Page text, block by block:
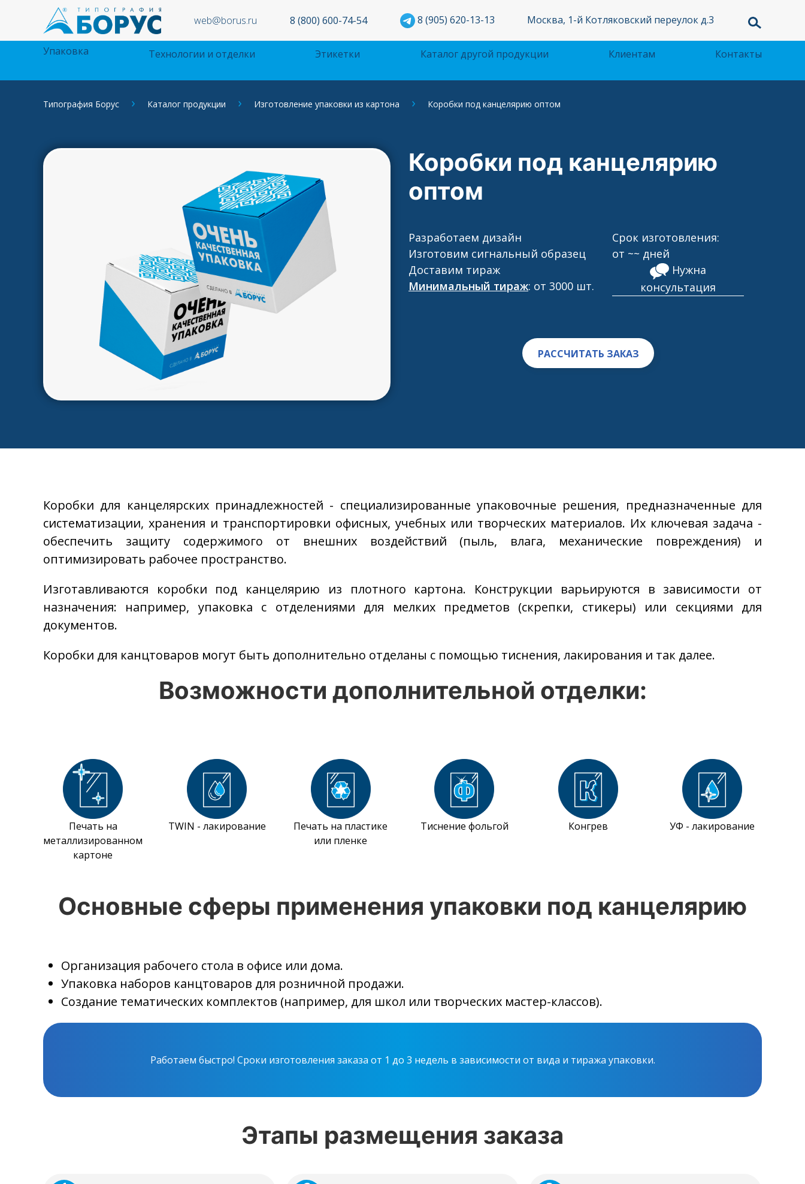
web@borus.ru 8 (800) 600-74-54 8 (905) 620-13-13 Москва, 1-й Котляковский переулок д.3
Упаковка Технологии и отделки Этикетки Каталог другой продукции Клиентам Контакты
Типография Борус Каталог продукции Изготовление упаковки из картона Коробки под канцелярию оптом
Коробки под канцелярию
оптом
Разработаем дизайн
Изготовим сигнальный образец
Доставим тираж
Минимальный тираж: от 3000 шт.
Срок изготовления:
от ~~ дней
Нужна
консультация
РАССЧИТАТЬ ЗАКАЗ
Коробки для канцелярских принадлежностей - специализированные упаковочные решения, предназначенные для
систематизации, хранения и транспортировки офисных, учебных или творческих материалов. Их ключевая задача -
обеспечить защиту содержимого от внешних воздействий (пыль, влага, механические повреждения) и
оптимизировать рабочее пространство.
Изготавливаются коробки под канцелярию из плотного картона. Конструкции варьируются в зависимости от
назначения: например, упаковка с отделениями для мелких предметов (скрепки, стикеры) или секциями для
документов.
Коробки для канцтоваров могут быть дополнительно отделаны с помощью тиснения, лакирования и так далее.
Возможности дополнительной отделки:
Печать на
металлизированном
картоне
TWIN - лакирование
Печать на пластике
или пленке
Тиснение фольгой Конгрев УФ - лакирование
Основные сферы применения упаковки под канцелярию
Организация рабочего стола в офисе или дома.
Упаковка наборов канцтоваров для розничной продажи.
Создание тематических комплектов (например, для школ или творческих мастер-классов).
Работаем быстро! Сроки изготовления заказа от 1 до 3 недель в зависимости от вида и тиража упаковки.
Этапы размещения заказа